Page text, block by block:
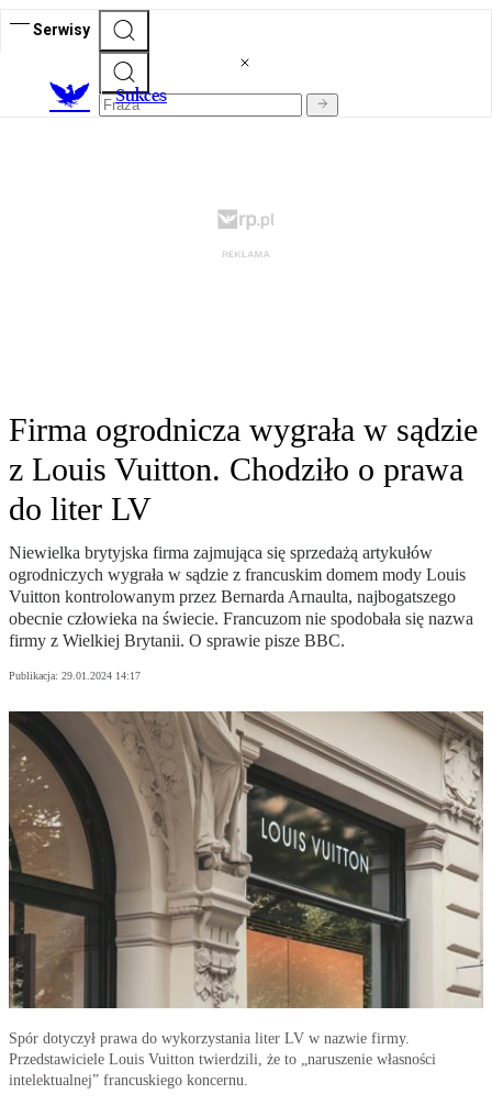
Serwisy
Sukces
Firma ogrodnicza wygrała w sądzie
z Louis Vuitton. Chodziło o prawa
do liter LV
Niewielka brytyjska firma zajmująca się sprzedażą artykułów
ogrodniczych wygrała w sądzie z francuskim domem mody Louis
Vuitton kontrolowanym przez Bernarda Arnaulta, najbogatszego
obecnie człowieka na świecie. Francuzom nie spodobała się nazwa
firmy z Wielkiej Brytanii. O sprawie pisze BBC.
Publikacja: 29.01.2024 14:17
Spór dotyczył prawa do wykorzystania liter LV w nazwie firmy.
Przedstawiciele Louis Vuitton twierdzili, że to „naruszenie własności
intelektualnej” francuskiego koncernu.